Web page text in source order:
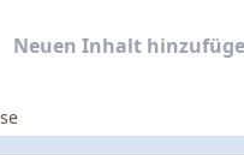
Neuen Inhalt